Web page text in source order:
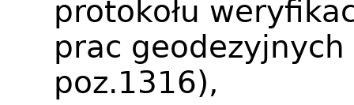
protokołu
prac geodezyjnych
poz.1316),